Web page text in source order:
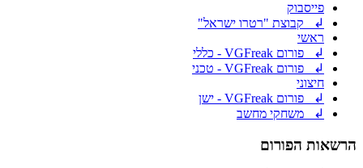
פייסבוק
↲ קבוצת "רטרו ישראל"
ראשי
↲ פורום VGFreak - כללי
↲ פורום VGFreak - טכני
חיצוני
↲ פורום VGFreak - ישן
↲ משחקי מחשב
הרשאות הפורום